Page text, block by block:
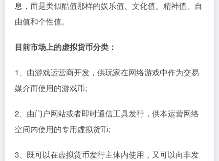
息，而是类似酷值那样的娱乐值、文化值、精神值、自
由值和个性值。
目前市场上的虚拟货币分类：
1、由游戏运营商开发，供玩家在网络游戏中作为交易
媒介而使用的游戏币;
2、由门户网站或者即时通信工具发行，供本运营网络
空间内使用的专用虚拟货币;
3、既可以在虚拟货币发行主体内使用，又可以向非发